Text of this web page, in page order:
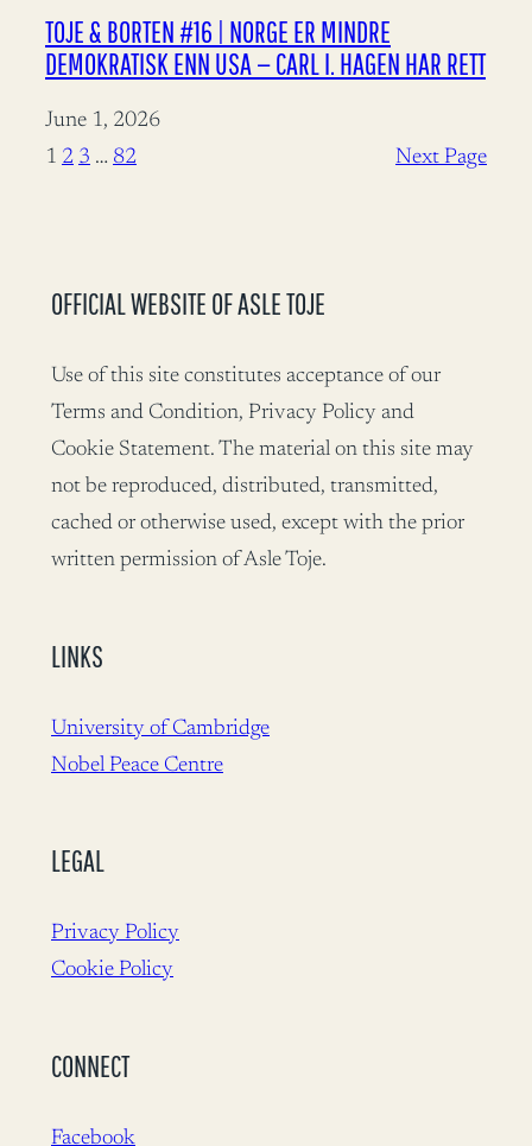
TOJE & BORTEN #16 | NORGE ER MINDRE
DEMOKRATISK ENN USA — CARL I. HAGEN HAR RETT
June 1, 2026
1 2 3 … 82 Next Page
OFFICIAL WEBSITE OF ASLE TOJE
Use of this site constitutes acceptance of our
Terms and Condition, Privacy Policy and
Cookie Statement. The material on this site may
not be reproduced, distributed, transmitted,
cached or otherwise used, except with the prior
written permission of Asle Toje.
LINKS
University of Cambridge
Nobel Peace Centre
LEGAL
Privacy Policy
Cookie Policy
CONNECT
Facebook